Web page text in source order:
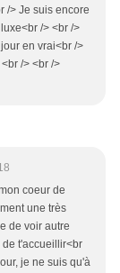
/> Je suis encore
/> <br />
en vrai<br />
/> <br />
coeur de
une très
de voir autre
t'accueillir<br
je ne suis qu'à